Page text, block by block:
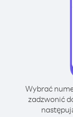
Wybrać
zadzwonić